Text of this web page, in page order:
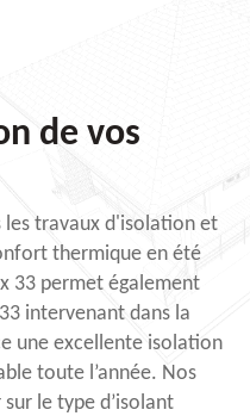
de vos
les travaux d'isolation et
thermique en été
33 permet également
intervenant dans la
une excellente isolation
toute l’année. Nos
le type d’isolant